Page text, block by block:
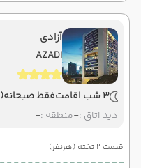
آزادی
AZADI
3 شب اقامت
فقط صبحانه(BB)
دید اتاق :-منطقه :-
قیمت 2 تخته (هرنفر)